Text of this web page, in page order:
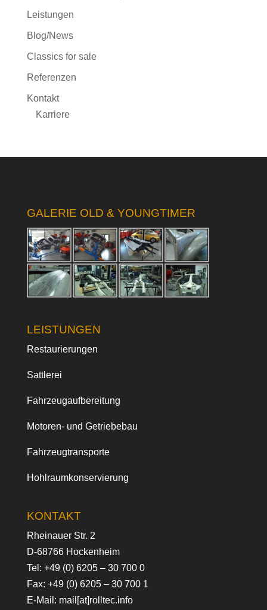
Leistungen
Blog/News
Classics for sale
Referenzen
Kontakt
Karriere
GALERIE OLD & YOUNGTIMER
LEISTUNGEN
Restaurierungen
Sattlerei
Fahrzeugaufbereitung
Motoren- und Getriebebau
Fahrzeugtransporte
Hohlraumkonservierung
KONTAKT
Rheinauer Str. 2
D-68766 Hockenheim
Tel: +49 (0) 6205 – 30 700 0
Fax: +49 (0) 6205 – 30 700 1
E-Mail: mail[at]rolltec.info